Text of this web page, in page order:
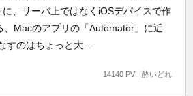
、サーバ上ではなくiOSデバイスで作
、Macのアプリの「Automator」に近
すのはちょっと大...
酔いどれ
14140 PV